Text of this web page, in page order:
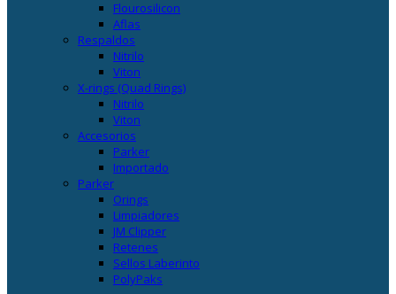
Flourosilicon
Aflas
Respaldos
Nitrilo
Viton
X-rings (Quad Rings)
Nitrilo
Viton
Accesorios
Parker
Importado
Parker
Orings
Limpiadores
JM Clipper
Retenes
Sellos Laberinto
PolyPaks